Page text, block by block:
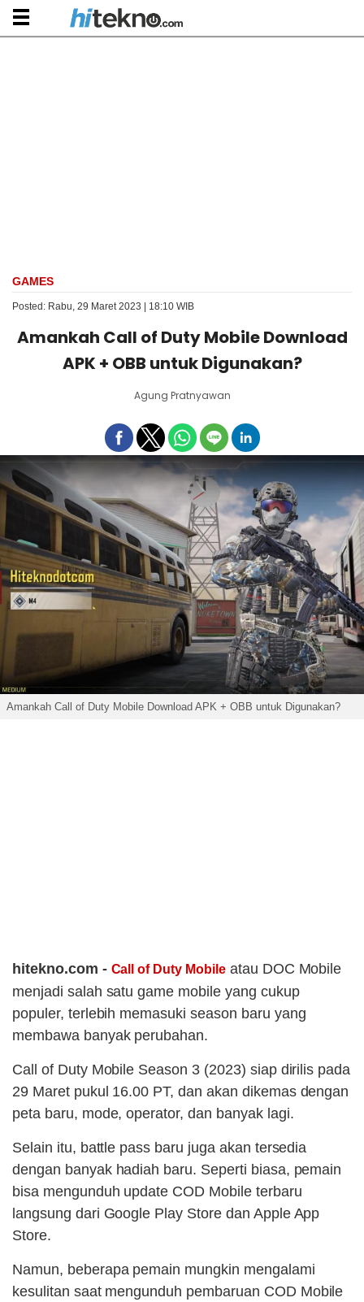
GAMES
Posted: Rabu, 29 Maret 2023 | 18:10 WIB
Amankah Call of Duty Mobile Download
APK + OBB untuk Digunakan?
Agung Pratnyawan
Amankah Call of Duty Mobile Download APK + OBB untuk Digunakan?
hitekno.com - Call of Duty Mobileatau DOC Mobile
menjadi salah satu game mobile yang cukup
populer, terlebih memasuki season baru yang
membawa banyak perubahan.
Call of Duty Mobile Season 3 (2023) siap dirilis pada
29 Maret pukul 16.00 PT, dan akan dikemas dengan
peta baru, mode, operator, dan banyak lagi.
Selain itu, battle pass baru juga akan tersedia
dengan banyak hadiah baru. Seperti biasa, pemain
bisa mengunduh update COD Mobile terbaru
langsung dari Google Play Store dan Apple App
Store.
Namun, beberapa pemain mungkin mengalami
kesulitan saat mengunduh pembaruan COD Mobile